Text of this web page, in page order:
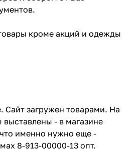
кроме акций и одежды
Сайт загружен товарами. На
выставлены - в магазине
именно нужно еще -
8-913-00000-13 опт.